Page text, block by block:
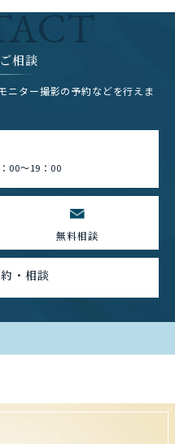
相談
ニター撮影の予約などを行えま
00～19：00
無料相談
・相談